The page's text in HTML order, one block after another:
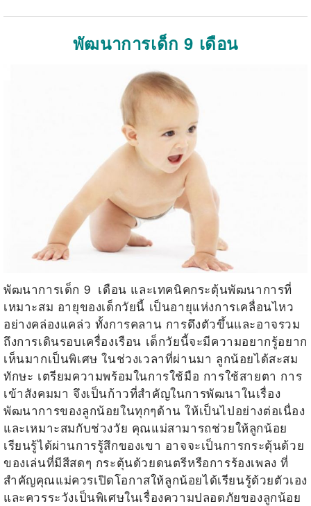
พัฒนาการเด็ก 9 เดือน
พัฒนาการเด็ก 9 เดือน และเทคนิคกระตุ้นพัฒนาการที่
เหมาะสม อายุของเด็กวัยนี้ เป็นอายุแห่งการเคลื่อนไหว
อย่างคล่องแคล่ว ทั้งการคลาน การดึงตัวขึ้นและอาจรวม
ถึงการเดินรอบเครื่องเรือน เด็กวัยนี้จะมีความอยากรู้อยาก
เห็นมากเป็นพิเศษ ในช่วงเวลาที่ผ่านมา ลูกน้อยได้สะสม
ทักษะ เตรียมความพร้อมในการใช้มือ การใช้สายตา การ
เข้าสังคมมา จึงเป็นก้าวที่สำคัญในการพัฒนาในเรื่อง
พัฒนาการของลูกน้อยในทุกๆด้าน ให้เป็นไปอย่างต่อเนื่อง
และเหมาะสมกับช่วงวัย คุณแม่สามารถช่วยให้ลูกน้อย
เรียนรู้ได้ผ่านการรู้สึกของเขา อาจจะเป็นการกระตุ้นด้วย
ของเล่นที่มีสีสดๆ กระตุ้นด้วยดนตรีหรือการร้องเพลง ที่
สำคัญคุณแม่ควรเปิดโอกาสให้ลูกน้อยได้เรียนรู้ด้วยตัวเอง
และควรระวังเป็นพิเศษในเรื่องความปลอดภัยของลูกน้อย